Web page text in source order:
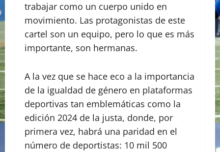
trabajar como un cuerpo unido en
movimiento. Las protagonistas de este
cartel son un equipo, pero lo que es más
importante, son hermanas.
A la vez que se hace eco a la importancia
de la igualdad de género en plataformas
deportivas tan emblemáticas como la
edición 2024 de la justa, donde, por
primera vez, habrá una paridad en el
número de deportistas: 10 mil 500